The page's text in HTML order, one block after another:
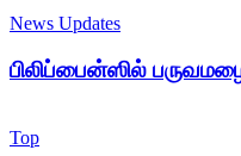
News Updates
பிலிப்பைன்ஸில் பருவமழை
Top